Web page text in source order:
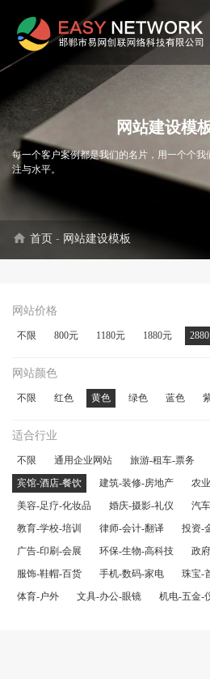
网站建设模
每一个客户案例都是我们的名片，用一个个
注与水平。
home 首页 - 网站建设模板
网站价格
不限 800元 1180元 1880元
网站颜色
不限 红色 黄色 绿色 蓝色
适合行业
不限 通用企业网站 旅游-租车-票务
宾馆-酒店-餐饮
建筑-装修-房地产 农
美容-足疗-化妆品
婚庆-摄影-礼仪
汽
教育-学校-培训
律师-会计-翻译 投资-
广告-印刷-会展
环保-生物-高科技
政
服饰-鞋帽-百货
手机-数码-家电 珠宝-
体育-户外
文具-办公-眼镜 机电-五金-